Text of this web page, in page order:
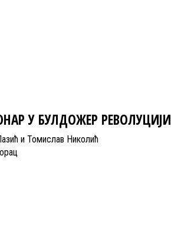
У БУЛДОЖЕР РЕВОЛУЦИЈИ
и Томислав Николић